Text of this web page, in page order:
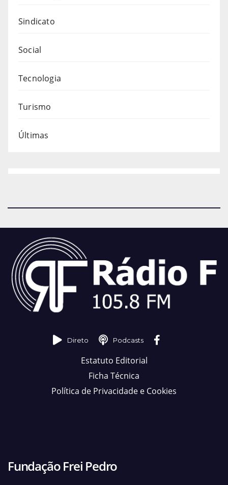
Sindicato
Social
Tecnologia
Turismo
Últimas
Direto Podcasts
Estatuto Editorial
Ficha Técnica
Política de Privacidade e Cookies
Fundação Frei Pedro